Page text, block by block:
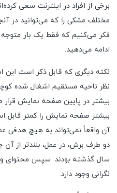
برخی از افراد در اینترنت سعی
مختلف مشکی را که می‌توانید در
فکر می‌کنیم که فقط یک بار
ادامه می‌دهید.
نکته دیگری که قابل ذکر است
نظر ناحیه مستقیم اشغال شده
بیشتر در پایین صفحه نمایش
بیشتر صفحه نمایش را کمتر قابل
آن واقعاً نمی‌تواند به هیچ هدفی
دو طرف برش، در عمل، بلندتر از
سال گذشته بودند. سپس محتوای
نگرانی وجود دارد.